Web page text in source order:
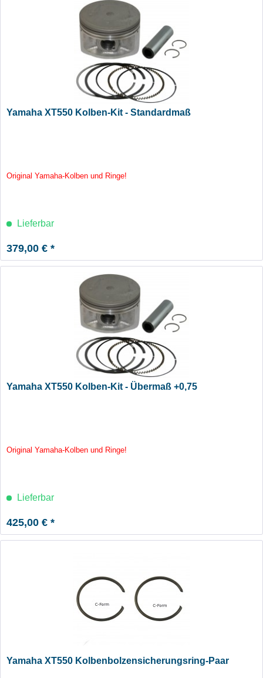
Yamaha XT550 Kolben-Kit - Standardmaß
Original Yamaha-Kolben und Ringe!
Lieferbar
379,00 € *
Yamaha XT550 Kolben-Kit - Übermaß +0,75
Original Yamaha-Kolben und Ringe!
Lieferbar
425,00 € *
Yamaha XT550 Kolbenbolzensicherungsring-Paar